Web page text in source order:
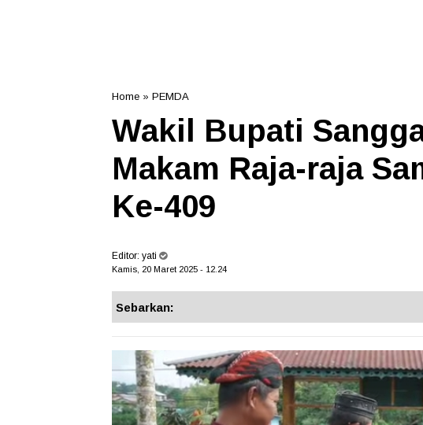
Home » PEMDA
Wakil Bupati
Makam Raja-raja
Ke-409
Editor: yati
Kamis, 20 Maret 2025 - 12.24
Sebarkan: